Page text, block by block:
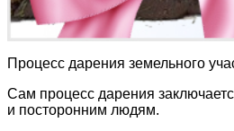
Процесс дарения земельного
Сам процесс дарения
и посторонним людям.